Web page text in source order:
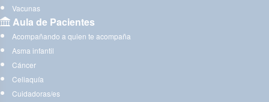
Vacunas
Aula de Pacientes
Acompañando a quien te acompaña
Asma infantil
Cáncer
Celiaquía
Cuidadoras/es